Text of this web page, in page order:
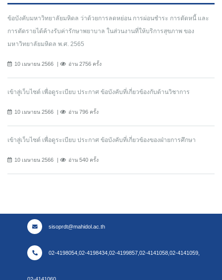
ข้อบังคับมหาวิทยาลัยมหิดล ว่าด้วยการลดหย่อน การผ่อนชำระ การตัดหนี้ และ
การตัดรายได้ค้างรับค่ารักษาพยาบาล ในส่วนงานที่ให้บริการสุขภาพ ของ
มหาวิทยาลัยมหิดล พ.ศ. 2565
10 เมษายน 2566 อ่าน 2756 ครั้ง
เข้าสู่เว็บไซต์ เพื่อดูระเบียบ ประกาศ ข้อบังคับที่เกี่ยวข้องกับด้านวิชาการ
10 เมษายน 2566 อ่าน 796 ครั้ง
เข้าสู่เว็บไซต์ เพื่อดูระเบียบ ประกาศ ข้อบังคับที่เกี่ยวข้องของฝ่ายการศึกษา
10 เมษายน 2566 อ่าน 540 ครั้ง
sisoprdt@mahidol.ac.th
02-4198054,02-4198434,02-4199857,02-4141058,02-4141059,